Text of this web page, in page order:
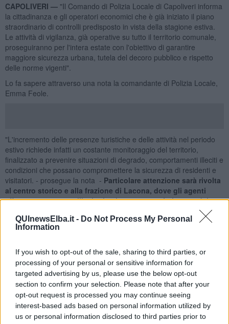
QUInewsElba.it - Do Not Process My Personal
Information
If you wish to opt-out of the sale, sharing to third parties, or
processing of your personal or sensitive information for
targeted advertising by us, please use the below opt-out
section to confirm your selection. Please note that after your
opt-out request is processed you may continue seeing
interest-based ads based on personal information utilized by
us or personal information disclosed to third parties prior to
CAPOLIVERI — "Il Comando di Polizia Locale di Capoliveri informa
la cittadinanza e gli operatori economici che è già iniziato il piano
straordinario di controlli predisposto in vista della stagione estiva.
Le attività di vigilanza, già operative su tutto il territorio comunale,
proseguiranno per l'intera estate con l'obiettivo di garantire
maggiore sicurezza urbana, tutela del decoro pubblico e rispetto
delle norme vigenti".
Lo fa sapere attraverso una nota la comandante di Polizia Locale,
Emma Feole.
"L'incremento delle presenze turistiche e delle attività nel periodo
estivo richiede infatti un costante monitoraggio del territorio,
finalizzato a prevenire situazioni di degrado, comportamenti illeciti e
condizioni che possano compromettere la sicurezza di residenti e
visitatori. - prosegue la nota - Particolare attenzione sarà rivolta
al centro storico e alla frazione di Lacona, dove gli agenti
effettueranno controlli mirati sul corretto conferimento dei
rifiuti e sul rispetto degli orari di esposizione previsti per il
servizio di raccolta. Le verifiche interesseranno soprattutto il
conferimento del vetro, al fine di evitare l'abbandono di bottiglie e
Saranno inoltreintensificati i controlli sulle occupazioni di
suolo pubblico da parte delle attività commerciali, dei pubblici
esercizi, dei bar, dei ristoranti e delle altre attività di
somministrazione. Gli agenti verificheranno il rispetto delle
superfici autorizzate e delle prescrizioni contenute nelle concessioni
rilasciate dal Comune. Si ricorda che l'occupazione di spazi pubblici
oltre la metratura consentita costituisce una violazione